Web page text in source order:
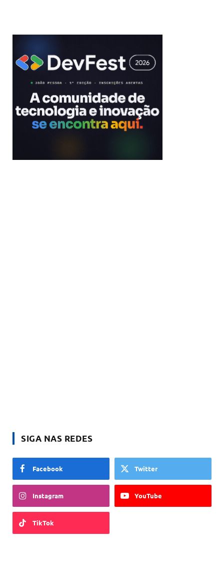
SIGA NAS REDES
Facebook Twitter
Instagram YouTube
TikTok